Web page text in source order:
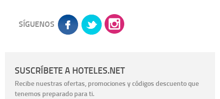
SÍGUENOS
SUSCRÍBETE A HOTELES.NET
Recibe nuestras ofertas, promociones y códigos descuento que
tenemos preparado para ti.